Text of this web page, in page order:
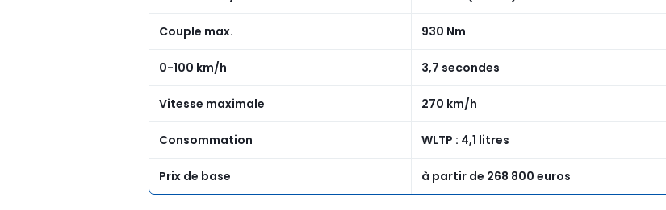
Couple max. 930 Nm
0-100 km/h 3,7 secondes
Vitesse maximale 270 km/h
Consommation WLTP : 4,1 litres
Prix de base à partir de 268 800 euros